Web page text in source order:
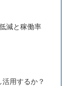
と稼働率
するか？